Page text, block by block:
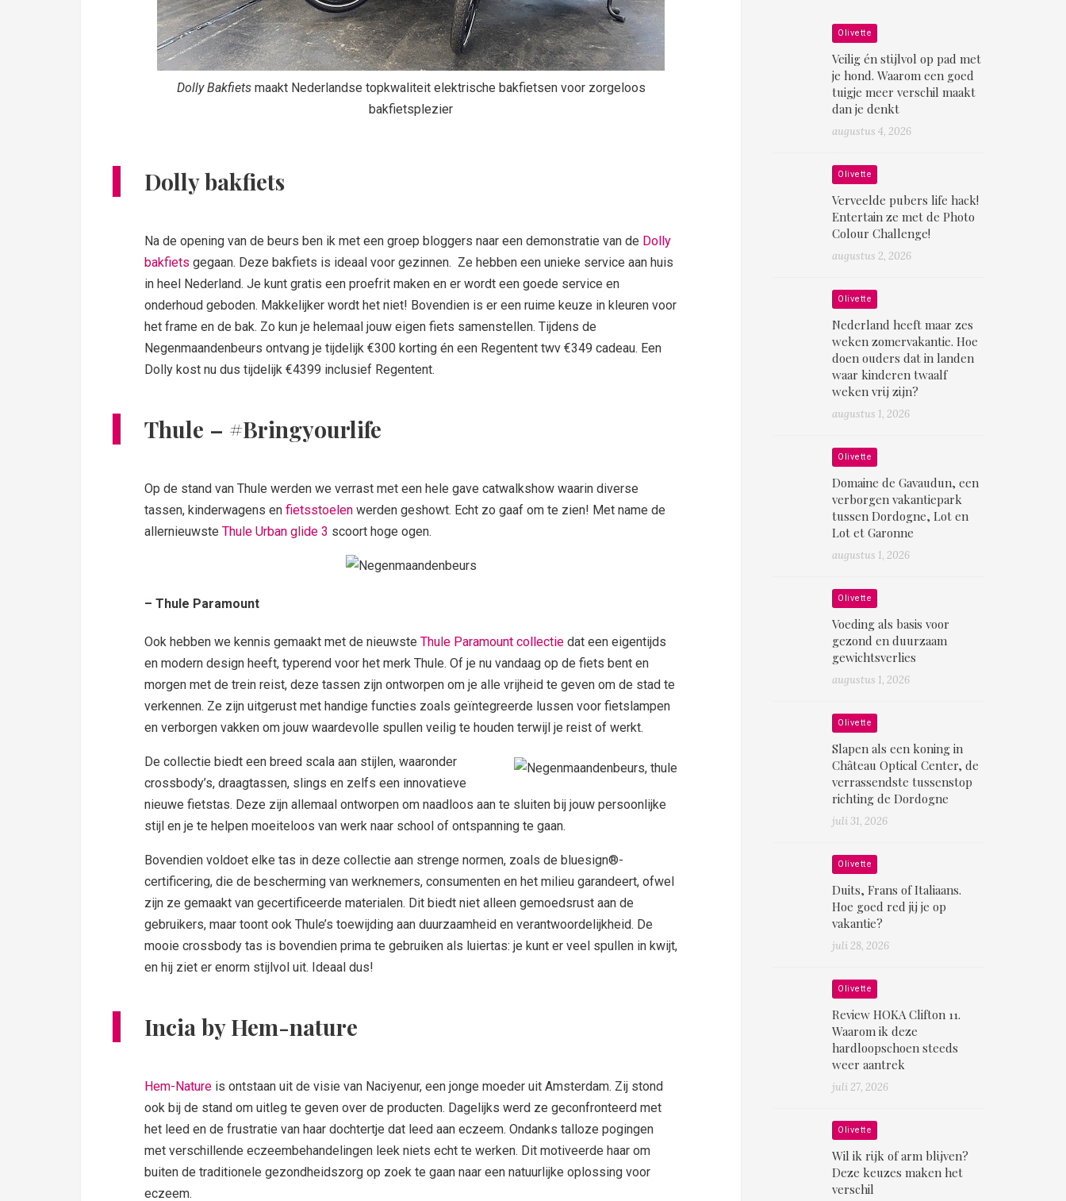
Dolly Bakfietsmaakt Nederlandse topkwaliteit elektrische bakfietsen voor zorgeloos
bakfietsplezier
Dolly bakfiets
Na de opening van de beurs ben ik met een groep bloggers naar een demonstratie van de Dolly
bakfiets gegaan. Deze bakfiets is ideaal voor gezinnen. Ze hebben een unieke service aan huis
in heel Nederland. Je kunt gratis een proefrit maken en er wordt een goede service en
onderhoud geboden. Makkelijker wordt het niet! Bovendien is er een ruime keuze in kleuren voor
het frame en de bak. Zo kun je helemaal jouw eigen fiets samenstellen. Tijdens de
Negenmaandenbeurs ontvang je tijdelijk €300 korting én een Regentent twv €349 cadeau. Een
Dolly kost nu dus tijdelijk €4399 inclusief Regentent.
Thule – #Bringyourlife
Op de stand van Thule werden we verrast met een hele gave catwalkshow waarin diverse
tassen, kinderwagens en fietsstoelen werden geshowt. Echt zo gaaf om te zien! Met name de
allernieuwste Thule Urban glide 3 scoort hoge ogen.
– Thule Paramount
Ook hebben we kennis gemaakt met de nieuwste Thule Paramount collectie dat een eigentijds
en modern design heeft, typerend voor het merk Thule. Of je nu vandaag op de fiets bent en
morgen met de trein reist, deze tassen zijn ontworpen om je alle vrijheid te geven om de stad te
verkennen. Ze zijn uitgerust met handige functies zoals geïntegreerde lussen voor fietslampen
en verborgen vakken om jouw waardevolle spullen veilig te houden terwijl je reist of werkt.
De collectie biedt een breed scala aan stijlen, waaronder
crossbody’s, draagtassen, slings en zelfs een innovatieve
nieuwe fietstas. Deze zijn allemaal ontworpen om naadloos aan te sluiten bij jouw persoonlijke
stijl en je te helpen moeiteloos van werk naar school of ontspanning te gaan.
Bovendien voldoet elke tas in deze collectie aan strenge normen, zoals de bluesign®-
certificering, die de bescherming van werknemers, consumenten en het milieu garandeert, ofwel
zijn ze gemaakt van gecertificeerde materialen. Dit biedt niet alleen gemoedsrust aan de
gebruikers, maar toont ook Thule’s toewijding aan duurzaamheid en verantwoordelijkheid. De
mooie crossbody tas is bovendien prima te gebruiken als luiertas: je kunt er veel spullen in kwijt,
en hij ziet er enorm stijlvol uit. Ideaal dus!
Incia by Hem-nature
Hem-Nature is ontstaan uit de visie van Naciyenur, een jonge moeder uit Amsterdam. Zij stond
ook bij de stand om uitleg te geven over de producten. Dagelijks werd ze geconfronteerd met
het leed en de frustratie van haar dochtertje dat leed aan eczeem. Ondanks talloze pogingen
met verschillende eczeembehandelingen leek niets echt te werken. Dit motiveerde haar om
buiten de traditionele gezondheidszorg op zoek te gaan naar een natuurlijke oplossing voor
eczeem.
Olivette
Veilig én stijlvol op pad met
je hond. Waarom een goed
tuigje meer verschil maakt
dan je denkt
augustus 4, 2026
Olivette
Verveelde pubers life hack!
Entertain ze met de Photo
Colour Challenge!
augustus 2, 2026
Olivette
Nederland heeft maar zes
weken zomervakantie. Hoe
doen ouders dat in landen
waar kinderen twaalf
weken vrij zijn?
augustus 1, 2026
Olivette
Domaine de Gavaudun, een
verborgen vakantiepark
tussen Dordogne, Lot en
Lot et Garonne
augustus 1, 2026
Olivette
Voeding als basis voor
gezond en duurzaam
gewichtsverlies
augustus 1, 2026
Olivette
Slapen als een koning in
Château Optical Center, de
verrassendste tussenstop
richting de Dordogne
juli 31, 2026
Olivette
Duits, Frans of Italiaans.
Hoe goed red jij je op
vakantie?
juli 28, 2026
Olivette
Review HOKA Clifton 11.
Waarom ik deze
hardloopschoen steeds
weer aantrek
juli 27, 2026
Olivette
Wil ik rijk of arm blijven?
Deze keuzes maken het
verschil